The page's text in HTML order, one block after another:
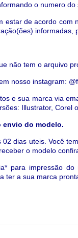
o numero do
estar de acordo
não tem o arquivo
nosso instagram:
e sua marca via
Illustrator, Corel
envio do modelo.
02 dias uteis.Você
o modelo
para impressão
ter a sua marca